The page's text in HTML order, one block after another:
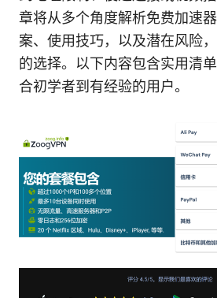
章将从多个角度解析免费加速
案、使用技巧，以及潜在风险
的选择。以下内容包含实用清
合初学者到有经验的用户。